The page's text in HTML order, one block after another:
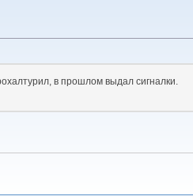
в прошлом выдал сигналки.